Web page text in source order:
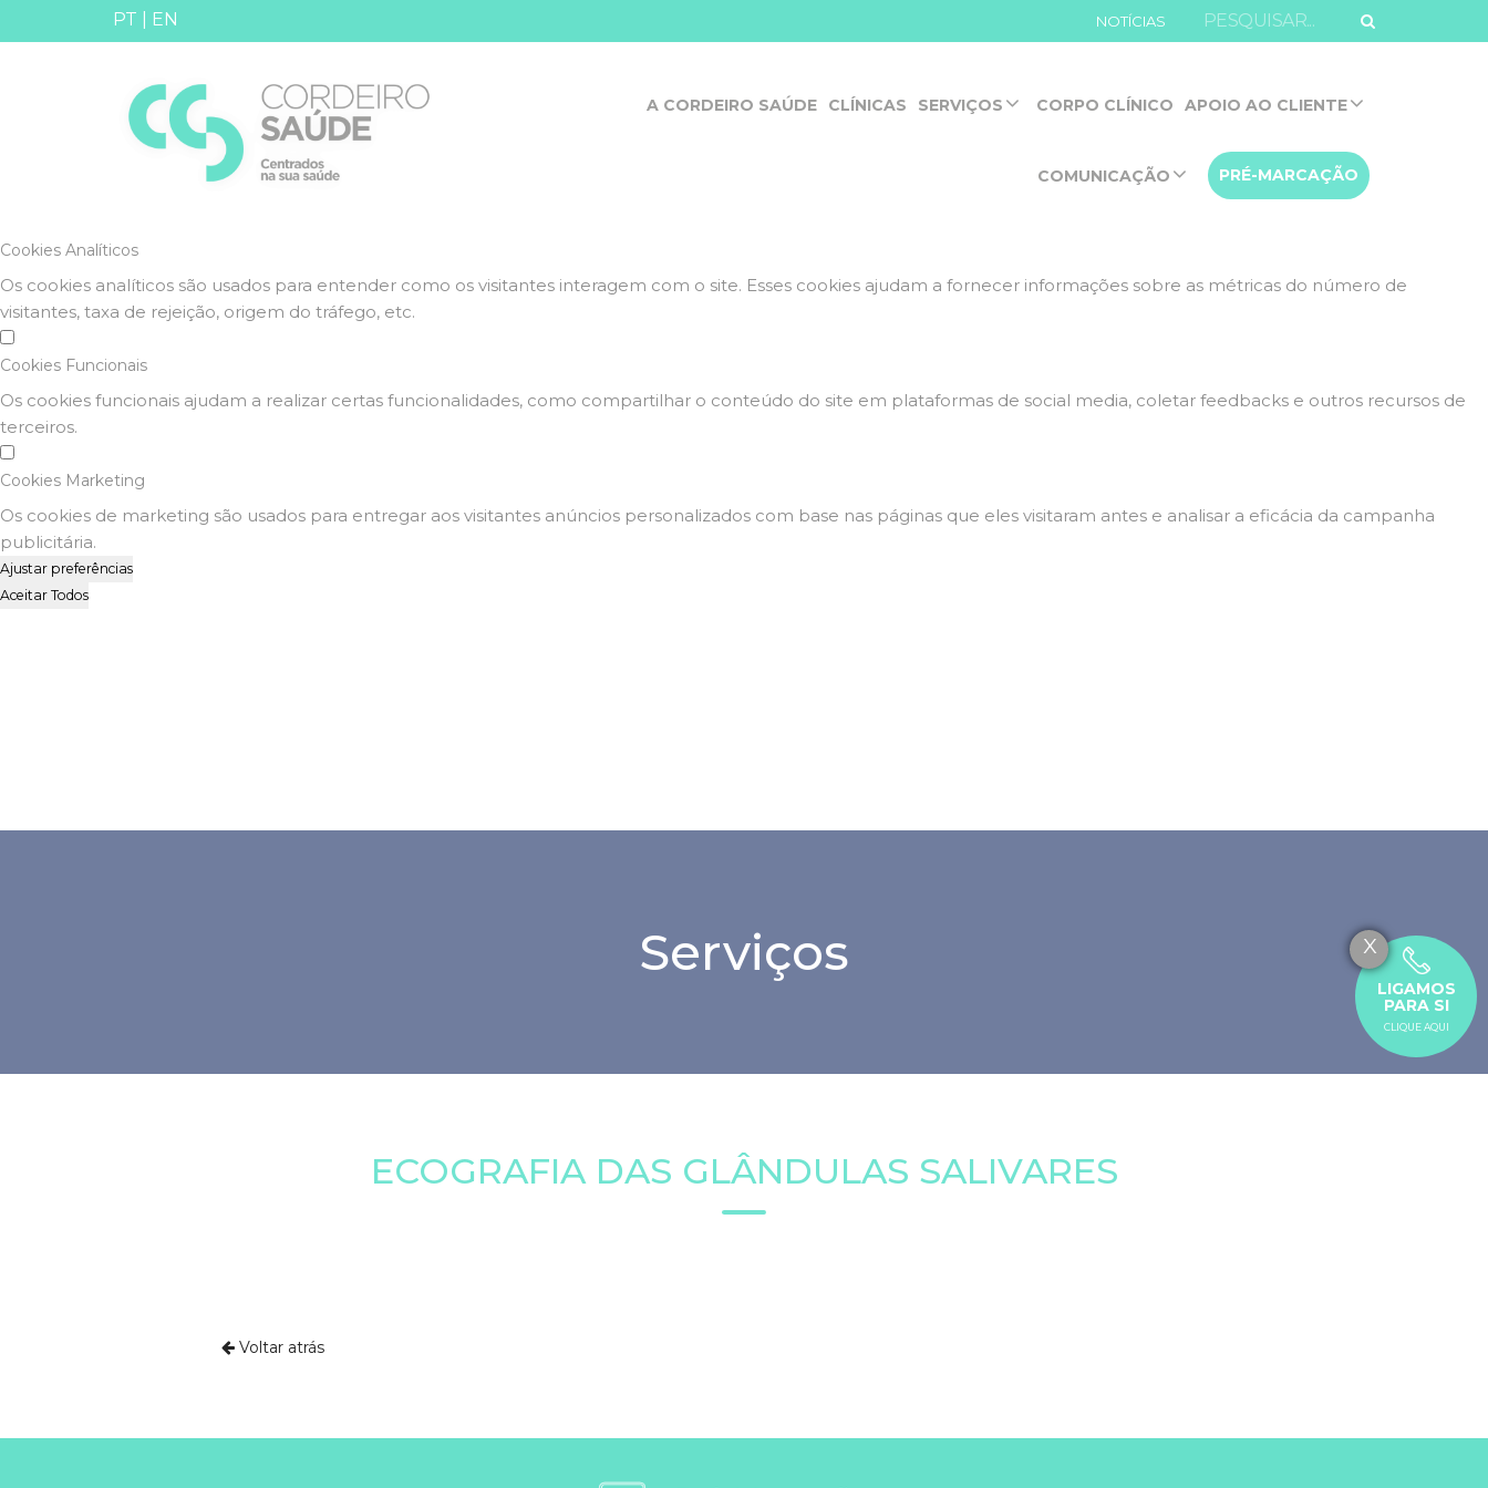
Defina as suas preferências de cookies para este website.
Consulte a nossa política de privacidade e de Cookies
Cookies necessários (obrigatório)
Cookies Analíticos
Os cookies analíticos são usados para entender como os visitantes interagem com o site. Esses cookies ajudam a fornecer informações sobre as métricas do número de
visitantes, taxa de rejeição, origem do tráfego, etc.
Cookies Funcionais
Os cookies funcionais ajudam a realizar certas funcionalidades, como compartilhar o conteúdo do site em plataformas de social media, coletar feedbacks e outros recursos de
terceiros.
Cookies Marketing
Os cookies de marketing são usados para entregar aos visitantes anúncios personalizados com base nas páginas que eles visitaram antes e analisar a eficácia da campanha
publicitária.
Ajustar preferências
Aceitar Todos
PT EN NOTÍCIAS
A CORDEIRO SAÚDE CLÍNICAS SERVIÇOS CORPO CLÍNICO APOIO AO CLIENTE
COMUNICAÇÃO PRÉ-MARCAÇÃO
X
LIGAMOS
PARA SI
CLIQUE AQUI
Serviços
ECOGRAFIA DAS GLÂNDULAS SALIVARES
Voltar atrás